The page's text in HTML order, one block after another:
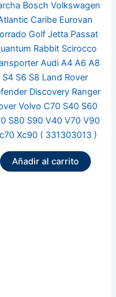
Bosch Volkswagen
Caribe Eurovan
Golf Jetta Passat
Rabbit Scirocco
Audi A4 A6 A8
S4 S6 S8 Land Rover
Discovery Ranger
Volvo C70 S40 S60
S80 S90 V40 V70 V90
Xc90 ( 331303013 )
Añadir al carrito